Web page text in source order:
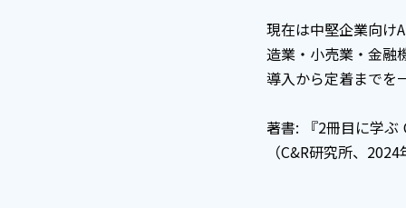
現在は中堅企業向け
造業・小売業・金融
導入から定着までを
著書: 『2冊目に学ぶ
（C&R研究所、2024